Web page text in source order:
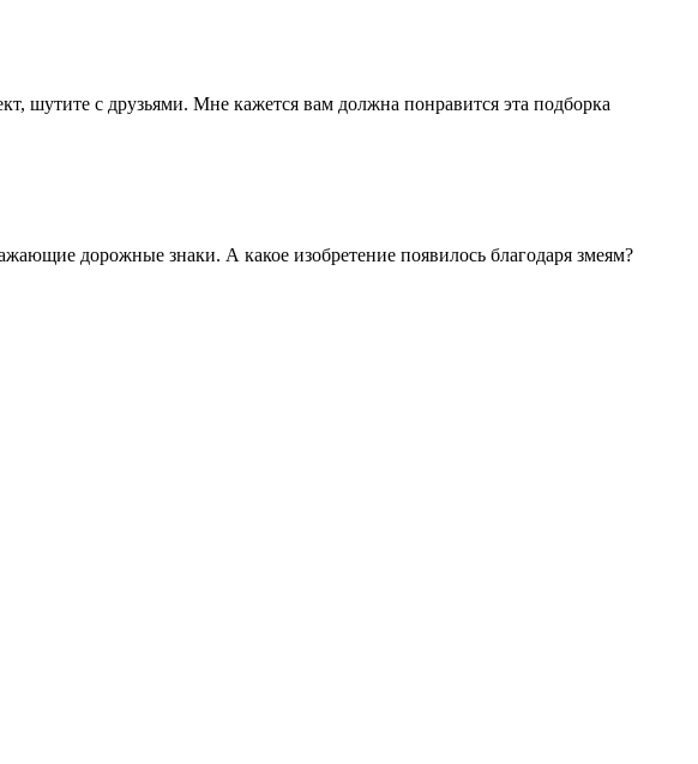
шутите с друзьями. Мне кажется вам должна понравится эта подборка
дорожные знаки. А какое изобретение появилось благодаря змеям?